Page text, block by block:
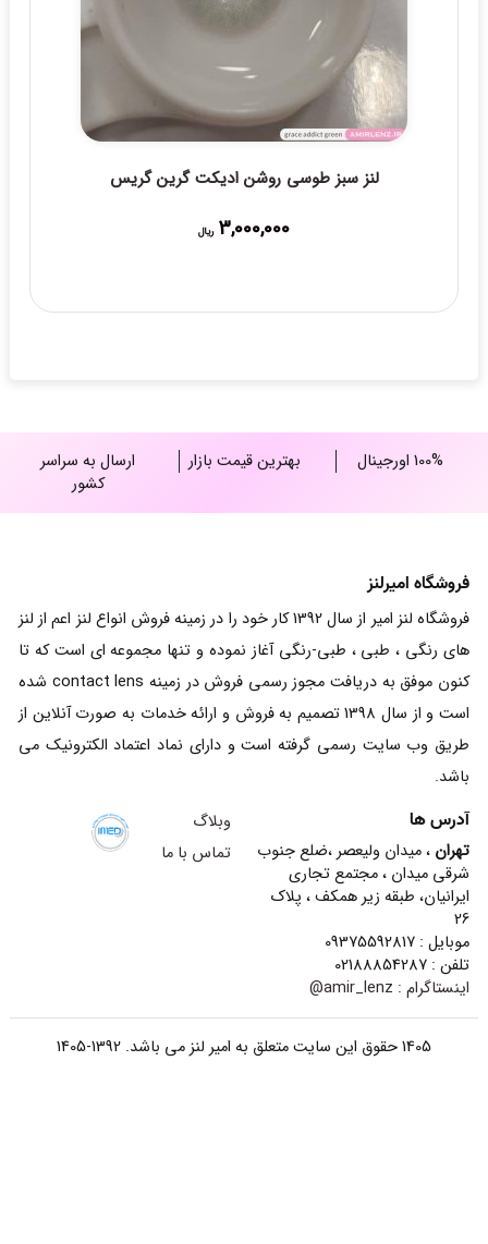
لنز سبز طوسی روشن ادیکت گرین گریس
3,000,000 ریال
100% اورجینال بهترین قیمت بازار
ارسال به سراسر
کشور
فروشگاه امیرلنز
فروشگاه لنز امیر از سال 1392 کار خود را در زمینه فروش انواع لنز اعم از لنز
های رنگی ، طبی ، طبی-رنگی آغاز نموده و تنها مجموعه ای است که تا
کنون موفق به دریافت مجوز رسمی فروش در زمینه contact lens شده
است و از سال 1398 تصمیم به فروش و ارائه خدمات به صورت آنلاین از
طریق وب سایت رسمی گرفته است و دارای نماد اعتماد الکترونیک می
باشد.
آدرس ها
تهران ، میدان ولیعصر ،ضلع جنوب
شرقی میدان ، مجتمع تجاری
ایرانیان، طبقه زیر همکف ، پلاک
26
موبایل : 09375592817
تلفن : 02188854287
اینستاگرام : amir_lenz@
وبلاگ
تماس با ما
1405 حقوق این سایت متعلق به امیر لنز می باشد. 1392-1405